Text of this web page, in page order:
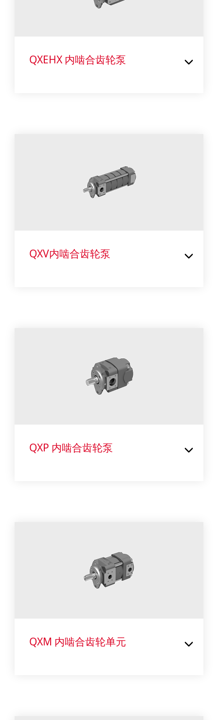
QXEHX 内啮合齿轮泵
QXV内啮合齿轮泵
QXP 内啮合齿轮泵
QXM 内啮合齿轮单元